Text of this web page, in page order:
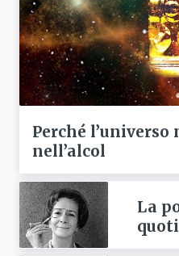
Perché
nell’alcol
La